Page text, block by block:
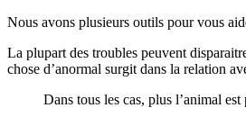
Nous avons plusieurs outils pour vous
La plupart des troubles peuvent
chose d’anormal surgit dans la relation
Dans tous les cas, plus l’animal